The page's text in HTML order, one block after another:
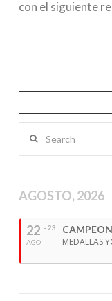
con el siguiente
AGOSTO, 2026
22
AGO
- 23
MEDALLAS